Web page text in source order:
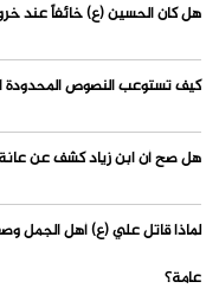
هل كان الحسين (ع) خائفاً عند
كيف تستوعب النصوص المحدودة
هل صح أن ابن زياد كشف عن عانة
لماذا قاتل علي (ع) أهل الجمل
عامة؟